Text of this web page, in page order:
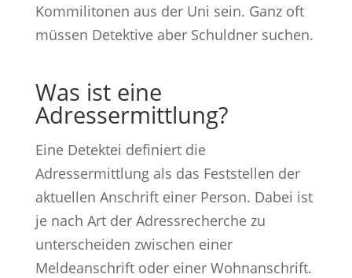
Kommilitonen aus der Uni sein. Ganz oft
müssen Detektive aber Schuldner suchen.
Was ist eine
Adressermittlung?
Eine Detektei definiert die
Adressermittlung als das Feststellen der
aktuellen Anschrift einer Person. Dabei ist
je nach Art der Adressrecherche zu
unterscheiden zwischen einer
Meldeanschrift oder einer Wohnanschrift.